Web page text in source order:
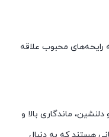
رایحه‌های محبوب علاقه
ماندگاری بالا و